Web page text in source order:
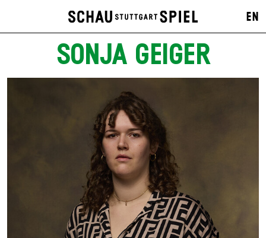
EN
SONJA GEIGER